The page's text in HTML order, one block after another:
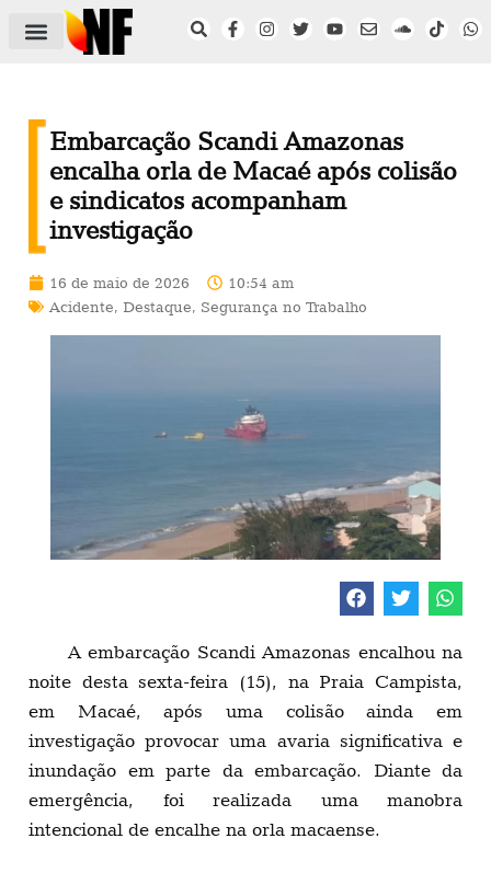
Embarcação Scandi Amazonas
encalha orla de Macaé após colisão
e sindicatos acompanham
investigação
16 de maio de 2026
10:54 am
Acidente, Destaque, Segurança no Trabalho
A embarcação Scandi Amazonas encalhou na
noite desta sexta-feira (15), na Praia Campista,
em Macaé, após uma colisão ainda em
investigação provocar uma avaria significativa e
inundação em parte da embarcação. Diante da
emergência, foi realizada uma manobra
intencional de encalhe na orla macaense.